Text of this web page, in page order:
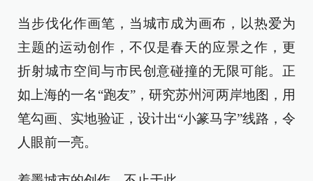
当步伐化作画笔，当城市成为画布，以热爱为
主题的运动创作，不仅是春天的应景之作，更
折射城市空间与市民创意碰撞的无限可能。正
如上海的一名“跑友”，研究苏州河两岸地图，用
笔勾画、实地验证，设计出“小篆马字”线路，令
人眼前一亮。